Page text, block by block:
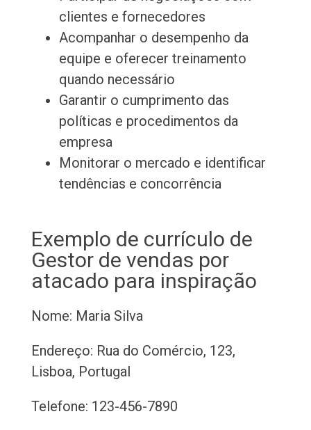
clientes e fornecedores
Acompanhar o desempenho da
equipe e oferecer treinamento
quando necessário
Garantir o cumprimento das
políticas e procedimentos da
empresa
Monitorar o mercado e identificar
tendências e concorrência
Exemplo de currículo de
Gestor de vendas por
atacado para inspiração
Nome: Maria Silva
Endereço: Rua do Comércio, 123,
Lisboa, Portugal
Telefone: 123-456-7890